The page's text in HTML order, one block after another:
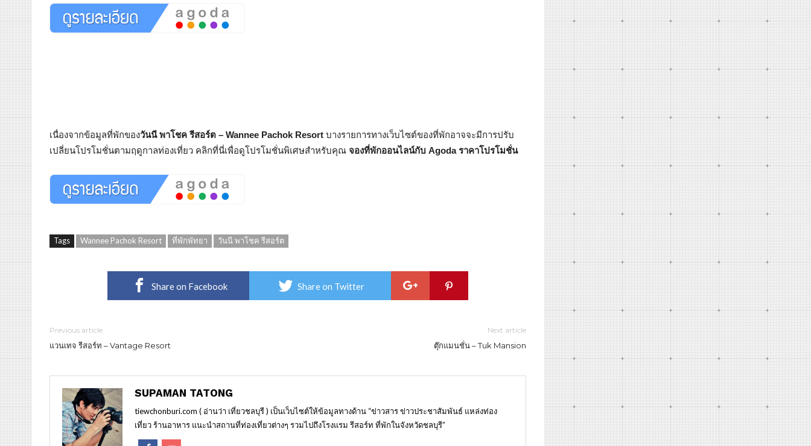
เนื่องจากข้อมูลที่พักของวันนี พาโชค รีสอร์ต – Wannee Pachok Resort บางรายการทางเว็บไซต์ของที่พักอาจจะมีการปรับ
เปลี่ยนโปรโมชั่นตามฤดูกาลท่องเที่ยว คลิกที่นี่เพื่อดูโปรโมชั่นพิเศษสำหรับคุณ จองที่พักออนไลน์กับ Agoda ราคาโปรโมชั่น
Tags Wannee Pachok Resort ที่พักพัทยา วันนี พาโชค รีสอร์ต
Share on Facebook Share on Twitter
Previous article
แวนเทจ รีสอร์ท – Vantage Resort
Next article
ตุ๊กแมนชั่น – Tuk Mansion
SUPAMAN TATONG
tiewchonburi.com ( อ่านว่า เที่ยวชลบุรี ) เป็นเว็บไซต์ให้ข้อมูลทางด้าน “ข่าวสาร ข่าวประชาสัมพันธ์ แหล่งท่อง
เที่ยว ร้านอาหาร แนะนำสถานที่ท่องเที่ยวต่างๆ รวมไปถึงโรงแรม รีสอร์ท ที่พักในจังหวัดชลบุรี”